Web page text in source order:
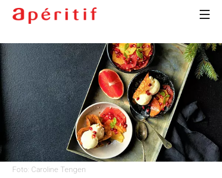
Foto: Caroline Tengen